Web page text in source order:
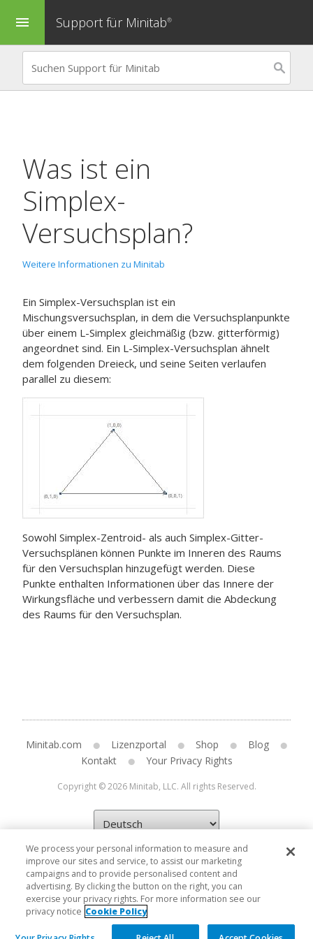
menu Support für Minitab®
Was ist ein
Simplex-
Versuchsplan?
Weitere Informationen zu Minitab
Ein Simplex-Versuchsplan ist ein
Mischungsversuchsplan, in dem die Versuchsplanpunkte
über einem L-Simplex gleichmäßig (bzw. gitterförmig)
angeordnet sind. Ein L-Simplex-Versuchsplan ähnelt
dem folgenden Dreieck, und seine Seiten verlaufen
parallel zu diesem:
Sowohl Simplex-Zentroid- als auch Simplex-Gitter-
Versuchsplänen können Punkte im Inneren des Raums
für den Versuchsplan hinzugefügt werden. Diese
Punkte enthalten Informationen über das Innere der
Wirkungsfläche und verbessern damit die Abdeckung
des Raums für den Versuchsplan.
Minitab.com Lizenzportal Shop
Blog
Kontakt
Your Privacy Rights
Copyright © 2026 Minitab, LLC. All rights Reserved.
We process your personal information to measure and
improve our sites and service, to assist our marketing
campaigns and to provide personalised content and
advertising. By clicking the button on the right, you can
exercise your privacy rights. For more information see our
privacy notice Cookie Policy